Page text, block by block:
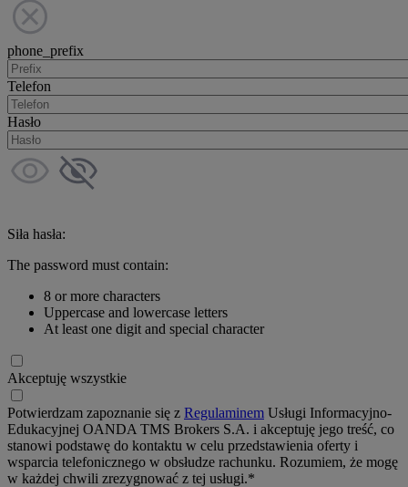
phone_prefix
Telefon
Hasło
Siła hasła:
The password must contain:
8 or more characters
Uppercase and lowercase letters
At least one digit and special character
Akceptuję wszystkie
Potwierdzam zapoznanie się z Regulaminem Usługi Informacyjno-
Edukacyjnej OANDA TMS Brokers S.A. i akceptuję jego treść, co
stanowi podstawę do kontaktu w celu przedstawienia oferty i
wsparcia telefonicznego w obsłudze rachunku. Rozumiem, że mogę
w każdej chwili zrezygnować z tej usługi.*